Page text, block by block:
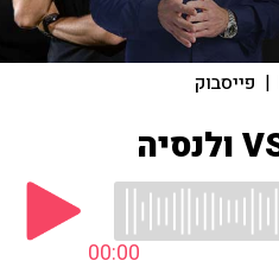
| פייסבוק
00:00